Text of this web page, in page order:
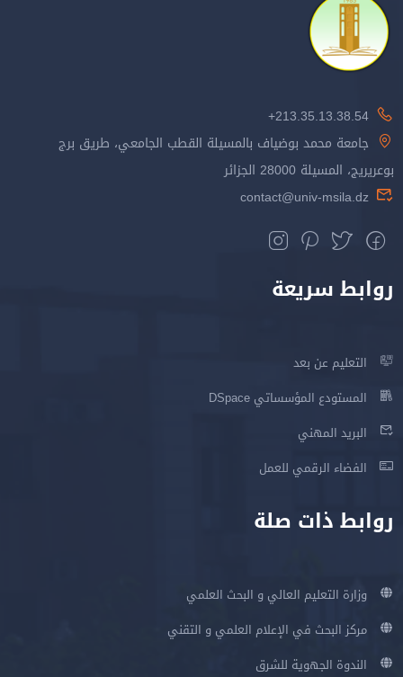
213.35.13.38.54+
جامعة محمد بوضياف بالمسيلة القطب الجامعي، طريق برج
بوعريريج، المسيلة 28000 الجزائر
contact@univ-msila.dz
روابط سريعة
التعليم عن بعد
المستودع المؤسساتي DSpace
البريد المهني
الفضاء الرقمي للعمل
روابط ذات صلة
وزارة التعليم العالي و البحث العلمي
مركز البحث في الإعلام العلمي و التقني
الندوة الجهوية للشرق